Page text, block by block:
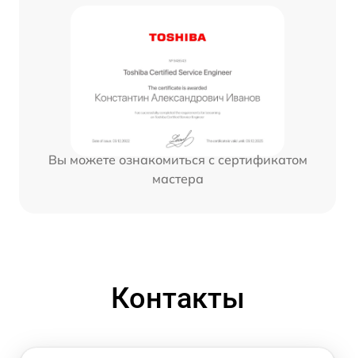
Вы можете ознакомиться с сертификатом
мастера
Контакты